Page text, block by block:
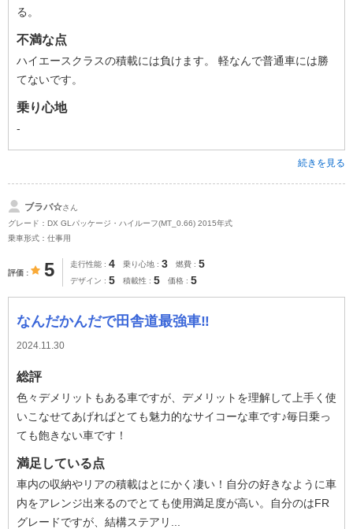
る。
不満な点
ハイエースクラスの積載には負けます。 軽なんで普通車には勝
てないです。
乗り心地
-
続きを見る
ブラバ☆さん
グレード：DX GLパッケージ・ハイルーフ(MT_0.66) 2015年式
乗車形式：仕事用
評価 5 走行性能 4 乗り心地 3 燃費 5
デザイン 5 積載性 5 価格 5
なんだかんだで田舎道最強車‼︎
2024.11.30
総評
色々デメリットもある車ですが、デメリットを理解して上手く使
いこなせてあげればとても魅力的なサイコーな車です♪毎日乗っ
ても飽きない車です！
満足している点
車内の収納やリアの積載はとにかく凄い！自分の好きなように車
内をアレンジ出来るのでとても使用満足度が高い。自分のはFR
グレードですが、結構ステアリ...